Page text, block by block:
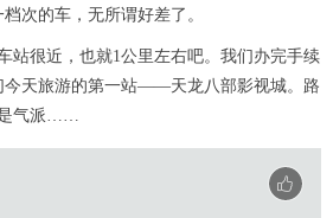
次的车，无所谓好差了。
站很近，也就1公里左右吧。我们办完手续
今天旅游的第一站——天龙八部影视城。路
是气派……